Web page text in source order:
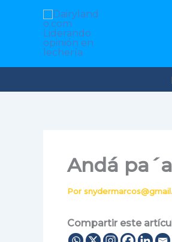
contenido
Andá
Por
Compartir este